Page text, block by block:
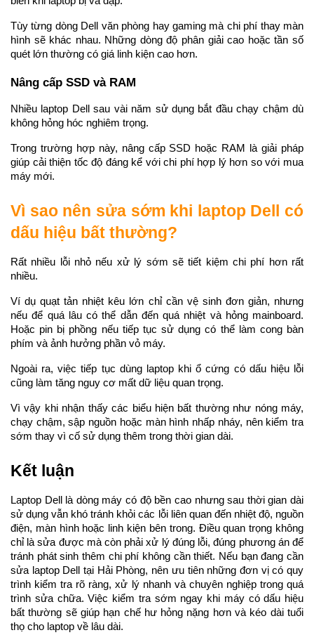
Tùy từng dòng Dell văn phòng hay gaming mà chi phí thay màn
hình sẽ khác nhau. Những dòng độ phân giải cao hoặc tần số
quét lớn thường có giá linh kiện cao hơn.
Nâng cấp SSD và RAM
Nhiều laptop Dell sau vài năm sử dụng bắt đầu chạy chậm dù
không hỏng hóc nghiêm trọng.
Trong trường hợp này, nâng cấp SSD hoặc RAM là giải pháp
giúp cải thiện tốc độ đáng kể với chi phí hợp lý hơn so với mua
máy mới.
Vì sao nên sửa sớm khi laptop Dell có
dấu hiệu bất thường?
Rất nhiều lỗi nhỏ nếu xử lý sớm sẽ tiết kiệm chi phí hơn rất
nhiều.
Ví dụ quạt tản nhiệt kêu lớn chỉ cần vệ sinh đơn giản, nhưng
nếu để quá lâu có thể dẫn đến quá nhiệt và hỏng mainboard.
Hoặc pin bị phồng nếu tiếp tục sử dụng có thể làm cong bàn
phím và ảnh hưởng phần vỏ máy.
Ngoài ra, việc tiếp tục dùng laptop khi ổ cứng có dấu hiệu lỗi
cũng làm tăng nguy cơ mất dữ liệu quan trọng.
Vì vậy khi nhận thấy các biểu hiện bất thường như nóng máy,
chạy chậm, sập nguồn hoặc màn hình nhấp nháy, nên kiểm tra
sớm thay vì cố sử dụng thêm trong thời gian dài.
Kết luận
Laptop Dell là dòng máy có độ bền cao nhưng sau thời gian dài
sử dụng vẫn khó tránh khỏi các lỗi liên quan đến nhiệt độ, nguồn
điện, màn hình hoặc linh kiện bên trong. Điều quan trọng không
chỉ là sửa được mà còn phải xử lý đúng lỗi, đúng phương án để
tránh phát sinh thêm chi phí không cần thiết. Nếu bạn đang cần
sửa laptop Dell tại Hải Phòng, nên ưu tiên những đơn vị có quy
trình kiểm tra rõ ràng, xử lý nhanh và chuyên nghiệp trong quá
trình sửa chữa. Việc kiểm tra sớm ngay khi máy có dấu hiệu
bất thường sẽ giúp hạn chế hư hỏng nặng hơn và kéo dài tuổi
thọ cho laptop về lâu dài.